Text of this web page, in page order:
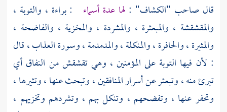
قال صاحب "الكشاف" : لها عدة أسماء
: براءة ، والتوبة ،
والمقشقشة ، والمبعثرة ، والمشردة ، والمخزية ، والفاضحة ،
والمثيرة ، والحافرة ، والمنكلة ، والمدمدمة ، وسورة العذاب ، قال
: لأن فيها التوبة على المؤمنين ، وهي تقشقش من النفاق أي
تبرئ منه ، وتبعثر عن أسرار المنافقين ، وتبحث عنها ، وتثيرها ،
وتحفر عنها ، وتفضحهم ، وتنكل بهم ، وتشردهم وتخزيهم ،